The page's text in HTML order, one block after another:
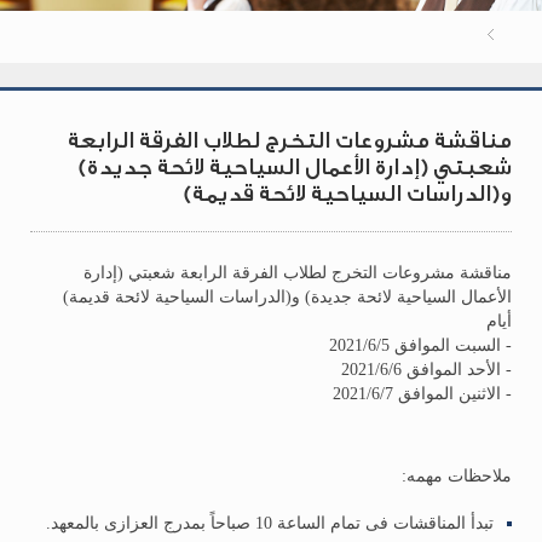
مناقشة مشروعات التخرج لطلاب الفرقة الرابعة
شعبتي (إدارة الأعمال السياحية لائحة جديدة)
و(الدراسات السياحية لائحة قديمة)
مناقشة مشروعات التخرج لطلاب الفرقة الرابعة شعبتي (إدارة
الأعمال السياحية لائحة جديدة) و(الدراسات السياحية لائحة قديمة)
أيام
- السبت الموافق 2021/6/5
- الأحد الموافق 2021/6/6
- الاثنين الموافق 2021/6/7
ملاحظات مهمه:
تبدأ المناقشات فى تمام الساعة 10 صباحاً بمدرج العزازى بالمعهد.